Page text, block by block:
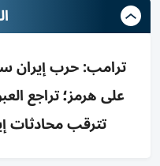
ترامب: حرب إيران
تترقب محادثات